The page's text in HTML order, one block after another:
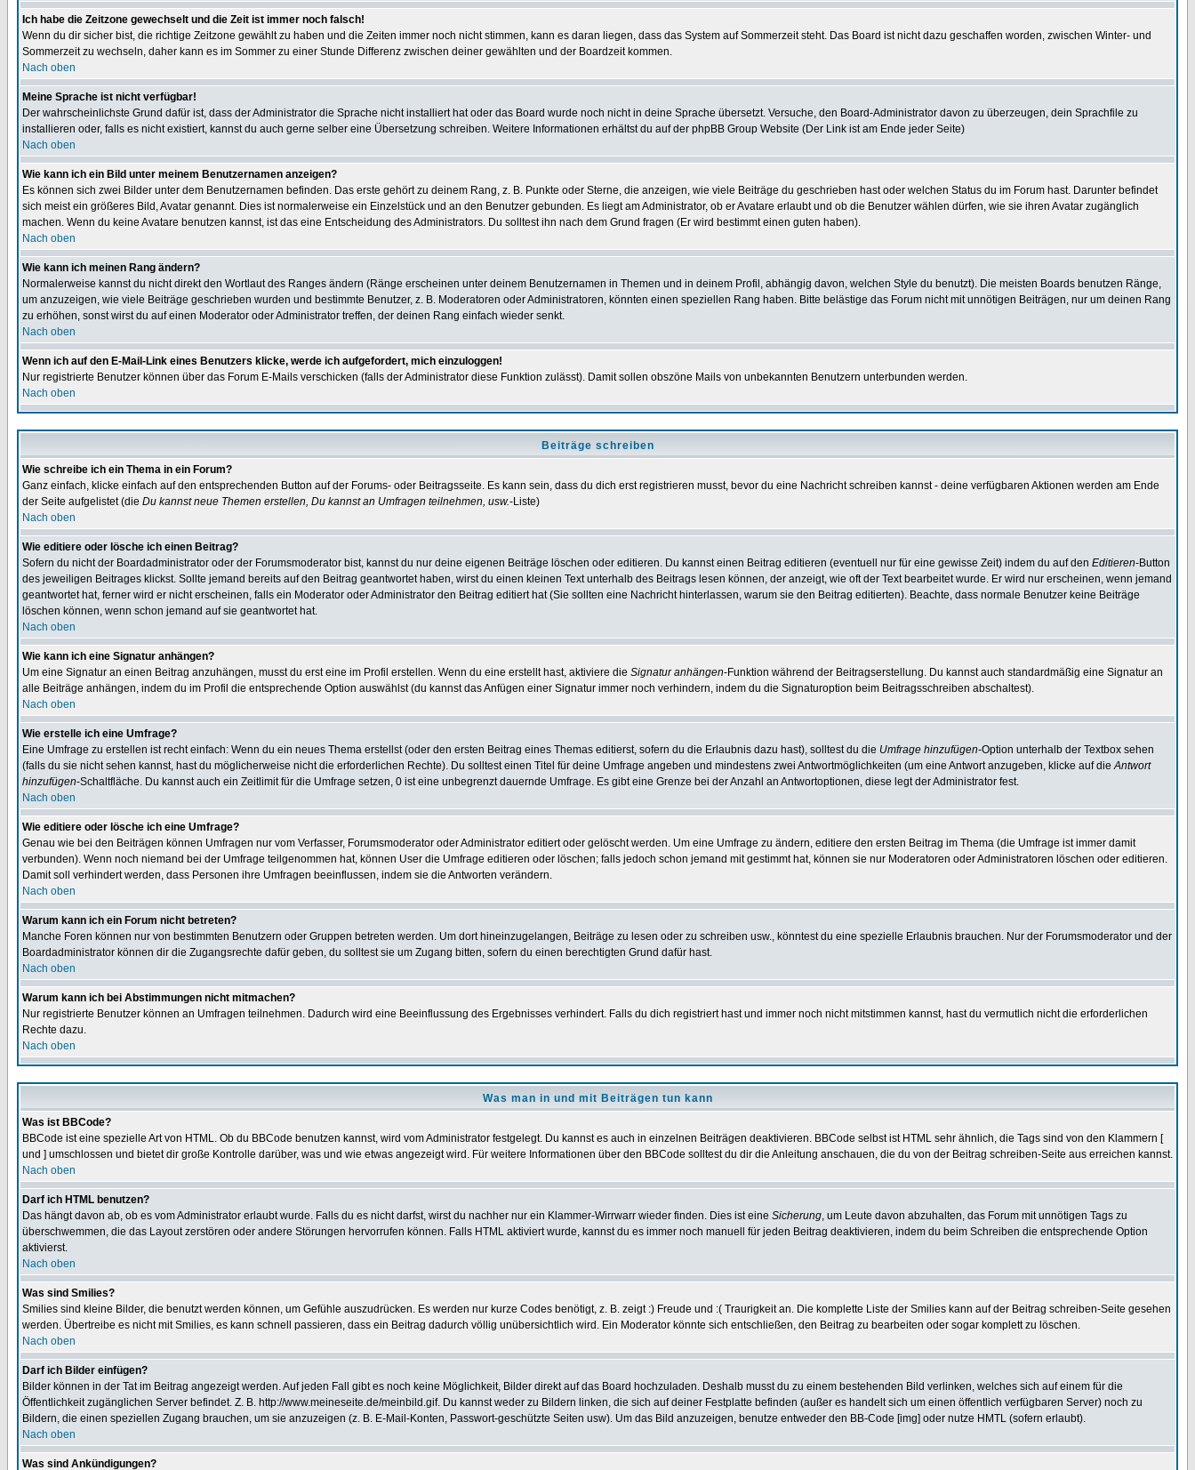
Ich habe die Zeitzone gewechselt und die Zeit ist immer noch falsch!
Wenn du dir sicher bist, die richtige Zeitzone gewählt zu haben und die Zeiten immer noch nicht stimmen, kann es daran liegen, dass das System auf Sommerzeit steht. Das Board ist nicht dazu geschaffen worden, zwischen Winter- und
Sommerzeit zu wechseln, daher kann es im Sommer zu einer Stunde Differenz zwischen deiner gewählten und der Boardzeit kommen.
Nach oben
Meine Sprache ist nicht verfügbar!
Der wahrscheinlichste Grund dafür ist, dass der Administrator die Sprache nicht installiert hat oder das Board wurde noch nicht in deine Sprache übersetzt. Versuche, den Board-Administrator davon zu überzeugen, dein Sprachfile zu
installieren oder, falls es nicht existiert, kannst du auch gerne selber eine Übersetzung schreiben. Weitere Informationen erhältst du auf der phpBB Group Website (Der Link ist am Ende jeder Seite)
Nach oben
Wie kann ich ein Bild unter meinem Benutzernamen anzeigen?
Es können sich zwei Bilder unter dem Benutzernamen befinden. Das erste gehört zu deinem Rang, z. B. Punkte oder Sterne, die anzeigen, wie viele Beiträge du geschrieben hast oder welchen Status du im Forum hast. Darunter befindet
sich meist ein größeres Bild, Avatar genannt. Dies ist normalerweise ein Einzelstück und an den Benutzer gebunden. Es liegt am Administrator, ob er Avatare erlaubt und ob die Benutzer wählen dürfen, wie sie ihren Avatar zugänglich
machen. Wenn du keine Avatare benutzen kannst, ist das eine Entscheidung des Administrators. Du solltest ihn nach dem Grund fragen (Er wird bestimmt einen guten haben).
Nach oben
Wie kann ich meinen Rang ändern?
Normalerweise kannst du nicht direkt den Wortlaut des Ranges ändern (Ränge erscheinen unter deinem Benutzernamen in Themen und in deinem Profil, abhängig davon, welchen Style du benutzt). Die meisten Boards benutzen Ränge,
um anzuzeigen, wie viele Beiträge geschrieben wurden und bestimmte Benutzer, z. B. Moderatoren oder Administratoren, könnten einen speziellen Rang haben. Bitte belästige das Forum nicht mit unnötigen Beiträgen, nur um deinen Rang
zu erhöhen, sonst wirst du auf einen Moderator oder Administrator treffen, der deinen Rang einfach wieder senkt.
Nach oben
Wenn ich auf den E-Mail-Link eines Benutzers klicke, werde ich aufgefordert, mich einzuloggen!
Nur registrierte Benutzer können über das Forum E-Mails verschicken (falls der Administrator diese Funktion zulässt). Damit sollen obszöne Mails von unbekannten Benutzern unterbunden werden.
Nach oben
Beiträge schreiben
Wie schreibe ich ein Thema in ein Forum?
Ganz einfach, klicke einfach auf den entsprechenden Button auf der Forums- oder Beitragsseite. Es kann sein, dass du dich erst registrieren musst, bevor du eine Nachricht schreiben kannst - deine verfügbaren Aktionen werden am Ende
der Seite aufgelistet (die Du kannst neue Themen erstellen, Du kannst an Umfragen teilnehmen, usw.-Liste)
Nach oben
Wie editiere oder lösche ich einen Beitrag?
Sofern du nicht der Boardadministrator oder der Forumsmoderator bist, kannst du nur deine eigenen Beiträge löschen oder editieren. Du kannst einen Beitrag editieren (eventuell nur für eine gewisse Zeit) indem du auf den Editieren-Button
des jeweiligen Beitrages klickst. Sollte jemand bereits auf den Beitrag geantwortet haben, wirst du einen kleinen Text unterhalb des Beitrags lesen können, der anzeigt, wie oft der Text bearbeitet wurde. Er wird nur erscheinen, wenn jemand
geantwortet hat, ferner wird er nicht erscheinen, falls ein Moderator oder Administrator den Beitrag editiert hat (Sie sollten eine Nachricht hinterlassen, warum sie den Beitrag editierten). Beachte, dass normale Benutzer keine Beiträge
löschen können, wenn schon jemand auf sie geantwortet hat.
Nach oben
Wie kann ich eine Signatur anhängen?
Um eine Signatur an einen Beitrag anzuhängen, musst du erst eine im Profil erstellen. Wenn du eine erstellt hast, aktiviere die Signatur anhängen-Funktion während der Beitragserstellung. Du kannst auch standardmäßig eine Signatur an
alle Beiträge anhängen, indem du im Profil die entsprechende Option auswählst (du kannst das Anfügen einer Signatur immer noch verhindern, indem du die Signaturoption beim Beitragsschreiben abschaltest).
Nach oben
Wie erstelle ich eine Umfrage?
Eine Umfrage zu erstellen ist recht einfach: Wenn du ein neues Thema erstellst (oder den ersten Beitrag eines Themas editierst, sofern du die Erlaubnis dazu hast), solltest du die Umfrage hinzufügen-Option unterhalb der Textbox sehen
(falls du sie nicht sehen kannst, hast du möglicherweise nicht die erforderlichen Rechte). Du solltest einen Titel für deine Umfrage angeben und mindestens zwei Antwortmöglichkeiten (um eine Antwort anzugeben, klicke auf dieAntwort
hinzufügen-Schaltfläche. Du kannst auch ein Zeitlimit für die Umfrage setzen, 0 ist eine unbegrenzt dauernde Umfrage. Es gibt eine Grenze bei der Anzahl an Antwortoptionen, diese legt der Administrator fest.
Nach oben
Wie editiere oder lösche ich eine Umfrage?
Genau wie bei den Beiträgen können Umfragen nur vom Verfasser, Forumsmoderator oder Administrator editiert oder gelöscht werden. Um eine Umfrage zu ändern, editiere den ersten Beitrag im Thema (die Umfrage ist immer damit
verbunden). Wenn noch niemand bei der Umfrage teilgenommen hat, können User die Umfrage editieren oder löschen; falls jedoch schon jemand mit gestimmt hat, können sie nur Moderatoren oder Administratoren löschen oder editieren.
Damit soll verhindert werden, dass Personen ihre Umfragen beeinflussen, indem sie die Antworten verändern.
Nach oben
Warum kann ich ein Forum nicht betreten?
Manche Foren können nur von bestimmten Benutzern oder Gruppen betreten werden. Um dort hineinzugelangen, Beiträge zu lesen oder zu schreiben usw., könntest du eine spezielle Erlaubnis brauchen. Nur der Forumsmoderator und der
Boardadministrator können dir die Zugangsrechte dafür geben, du solltest sie um Zugang bitten, sofern du einen berechtigten Grund dafür hast.
Nach oben
Warum kann ich bei Abstimmungen nicht mitmachen?
Nur registrierte Benutzer können an Umfragen teilnehmen. Dadurch wird eine Beeinflussung des Ergebnisses verhindert. Falls du dich registriert hast und immer noch nicht mitstimmen kannst, hast du vermutlich nicht die erforderlichen
Rechte dazu.
Nach oben
Was man in und mit Beiträgen tun kann
Was ist BBCode?
BBCode ist eine spezielle Art von HTML. Ob du BBCode benutzen kannst, wird vom Administrator festgelegt. Du kannst es auch in einzelnen Beiträgen deaktivieren. BBCode selbst ist HTML sehr ähnlich, die Tags sind von den Klammern [
und ] umschlossen und bietet dir große Kontrolle darüber, was und wie etwas angezeigt wird. Für weitere Informationen über den BBCode solltest du dir die Anleitung anschauen, die du von der Beitrag schreiben-Seite aus erreichen kannst.
Nach oben
Darf ich HTML benutzen?
Das hängt davon ab, ob es vom Administrator erlaubt wurde. Falls du es nicht darfst, wirst du nachher nur ein Klammer-Wirrwarr wieder finden. Dies ist eine Sicherung, um Leute davon abzuhalten, das Forum mit unnötigen Tags zu
überschwemmen, die das Layout zerstören oder andere Störungen hervorrufen können. Falls HTML aktiviert wurde, kannst du es immer noch manuell für jeden Beitrag deaktivieren, indem du beim Schreiben die entsprechende Option
aktivierst.
Nach oben
Was sind Smilies?
Smilies sind kleine Bilder, die benutzt werden können, um Gefühle auszudrücken. Es werden nur kurze Codes benötigt, z. B. zeigt :) Freude und :( Traurigkeit an. Die komplette Liste der Smilies kann auf der Beitrag schreiben-Seite gesehen
werden. Übertreibe es nicht mit Smilies, es kann schnell passieren, dass ein Beitrag dadurch völlig unübersichtlich wird. Ein Moderator könnte sich entschließen, den Beitrag zu bearbeiten oder sogar komplett zu löschen.
Nach oben
Darf ich Bilder einfügen?
Bilder können in der Tat im Beitrag angezeigt werden. Auf jeden Fall gibt es noch keine Möglichkeit, Bilder direkt auf das Board hochzuladen. Deshalb musst du zu einem bestehenden Bild verlinken, welches sich auf einem für die
Öffentlichkeit zugänglichen Server befindet. Z. B. http://www.meineseite.de/meinbild.gif. Du kannst weder zu Bildern linken, die sich auf deiner Festplatte befinden (außer es handelt sich um einen öffentlich verfügbaren Server) noch zu
Bildern, die einen speziellen Zugang brauchen, um sie anzuzeigen (z. B. E-Mail-Konten, Passwort-geschützte Seiten usw). Um das Bild anzuzeigen, benutze entweder den BB-Code [img] oder nutze HMTL (sofern erlaubt).
Nach oben
Was sind Ankündigungen?